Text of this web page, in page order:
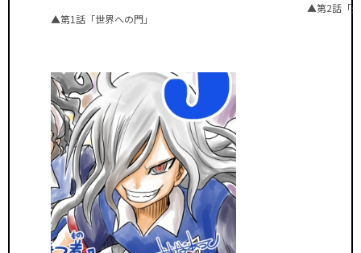
▲第1話「世界への門」
▲第2話「